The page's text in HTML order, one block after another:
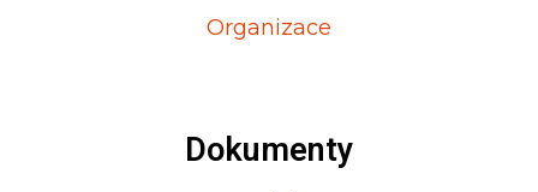
Organizace
Dokumenty